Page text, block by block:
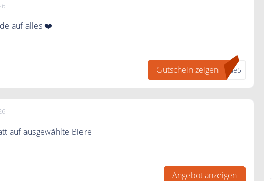
auf alles ❤️
Gutschein zeigen nde5
auf ausgewählte Biere
Angebot anzeigen